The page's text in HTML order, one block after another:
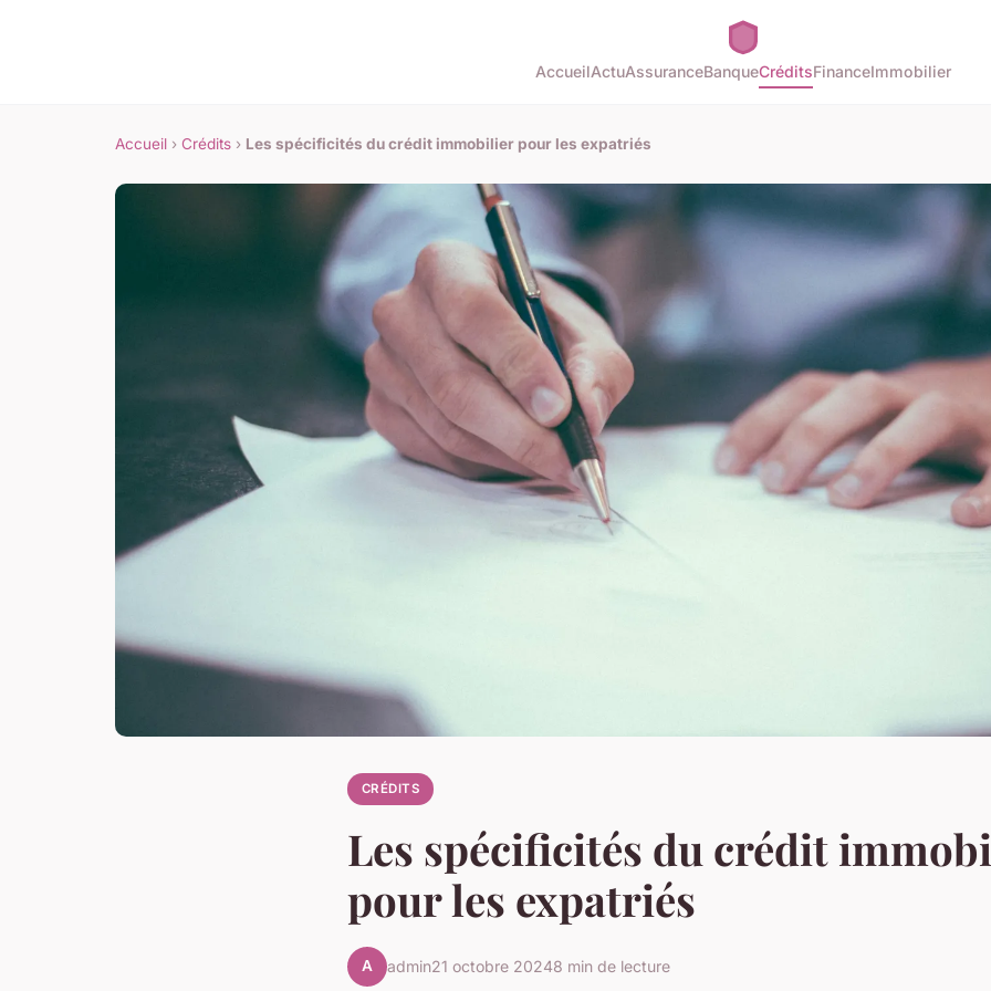
AccueilActuAssuranceBanqueCréditsFinanceImmobilier
Accueil › Crédits › Les spécificités du crédit immobilier pour les expatriés
CRÉDITS
Les spécificités du crédit
pour les expatriés
A admin21 octobre 20248 min de lecture